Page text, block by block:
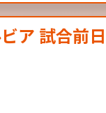
ア 試合前